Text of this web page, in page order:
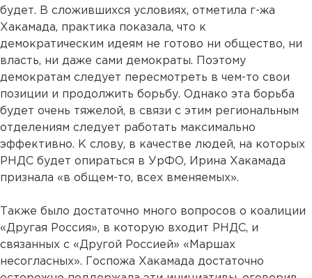
будет. В сложившихся условиях, отметила г-жа
Хакамада, практика показала, что к
демократическим идеям не готово ни общество, ни
власть, ни даже сами демократы. Поэтому
демократам следует пересмотреть в чем-то свои
позиции и продолжить борьбу. Однако эта борьба
будет очень тяжелой, в связи с этим региональным
отделениям следует работать максимально
эффективно. К слову, в качестве людей, на которых
РНДС будет опираться в УрФО, Ирина Хакамада
признала «в общем-то, всех вменяемых».
Также было достаточно много вопросов о коалиции
«Другая Россия», в которую входит РНДС, и
связанных с «Другой Россией» «Маршах
несогласных». Госпожа Хакамада достаточно